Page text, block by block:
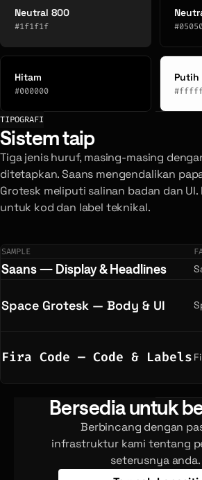
Neutral 800
#1f1f1f
Hitam
#000000
Putih
TIPOGRAFI
Sistem taip
Tiga jenis huruf, masing-masing
ditetapkan. Saans mengendalikan
Grotesk meliputi salinan badan dan UI.
untuk kod dan label teknikal.
SAMPLE
Saans — Display & Headlines
Space Grotesk — Body & UI
Fira Code — Code & Labels
Bersedia untuk
Berbincang dengan
infrastruktur kami tentang
seterusnya anda.